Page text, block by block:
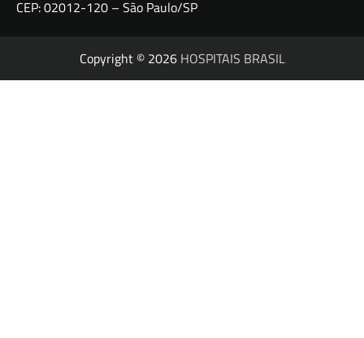
CEP: 02012-120 – São Paulo/SP
Copyright © 2026 HOSPITAIS BRASIL